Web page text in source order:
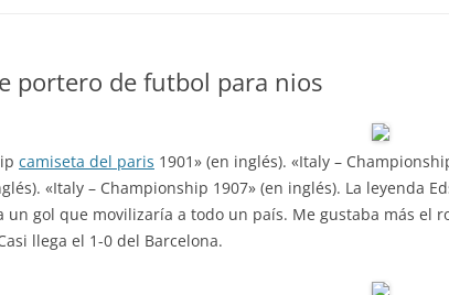
portero de futbol para nios
camiseta del paris 1901» (en inglés). «Italy –
«Italy – Championship 1907» (en inglés). La leyenda
un gol que movilizaría a todo un país. Me gustaba más el
llega el 1-0 del Barcelona.